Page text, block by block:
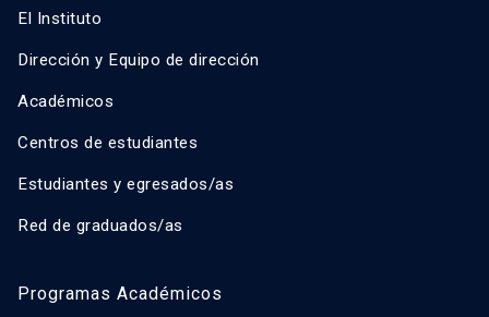
El Instituto
Dirección y Equipo de dirección
Académicos
Centros de estudiantes
Estudiantes y egresados/as
Red de graduados/as
Programas Académicos